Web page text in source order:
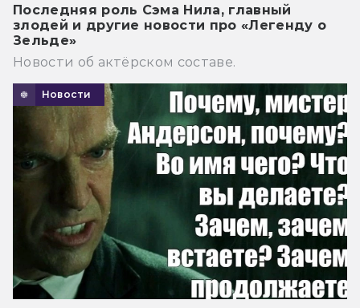
Последняя роль Сэма Нила, главный
злодей и другие новости про «Легенду о
Зельде»
Новости об актёрском составе.
Новости